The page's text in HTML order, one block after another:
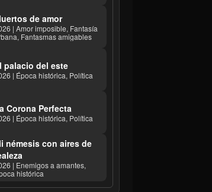
de amor
| Amor imposible, Fantasía
Fantasmas amigables
palacio del este
| Época histórica, Política
Corona Perfecta
| Época histórica, Política
némesis con aires de
| Enemigos a amantes,
histórica